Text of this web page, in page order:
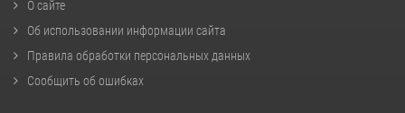
О сайте
Об использовании информации сайта
Правила обработки персональных данных
Сообщить об ошибках